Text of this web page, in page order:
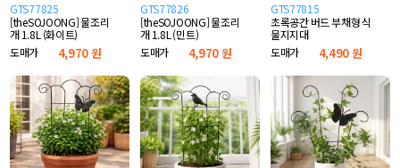
GTS77825
[theSOJOONG] 물조리
개 1.8L (화이트)
도매가
4,970 원
GTS77826
[theSOJOONG] 물조리
개 1.8L (민트)
도매가
4,970 원
GTS77815
초록공간 버드 부채형 식
물지지대
도매가
4,490 원